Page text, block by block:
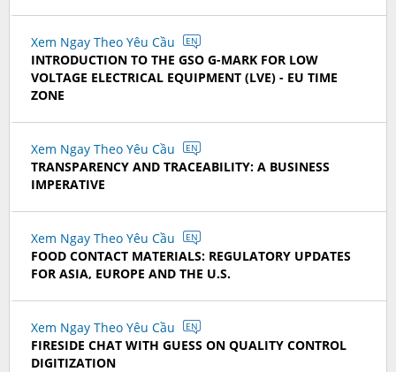
Xem Ngay Theo Yêu Cầu EN
INTRODUCTION TO THE GSO G-MARK FOR LOW
VOLTAGE ELECTRICAL EQUIPMENT (LVE) - EU TIME
ZONE
Xem Ngay Theo Yêu Cầu EN
TRANSPARENCY AND TRACEABILITY: A BUSINESS
IMPERATIVE
Xem Ngay Theo Yêu Cầu EN
FOOD CONTACT MATERIALS: REGULATORY UPDATES
FOR ASIA, EUROPE AND THE U.S.
Xem Ngay Theo Yêu Cầu EN
FIRESIDE CHAT WITH GUESS ON QUALITY CONTROL
DIGITIZATION